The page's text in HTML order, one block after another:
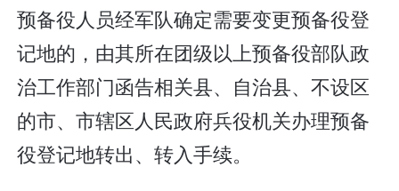
预备役人员经军队确定需要变更预备役登
记地的，由其所在团级以上预备役部队政
治工作部门函告相关县、自治县、不设区
的市、市辖区人民政府兵役机关办理预备
役登记地转出、转入手续。